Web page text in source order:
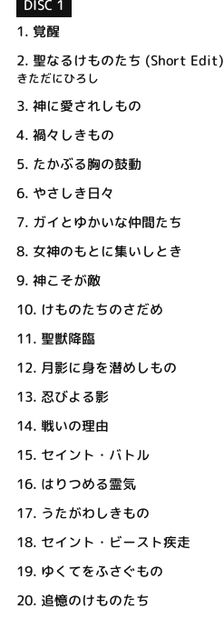
DISC 1
1. 覚醒
2. 聖なるけものたち (Short Edit)
きただにひろし
3. 神に愛されしもの
4. 禍々しきもの
5. たかぶる胸の鼓動
6. やさしき日々
7. ガイとゆかいな仲間たち
8. 女神のもとに集いしとき
9. 神こそが敵
10. けものたちのさだめ
11. 聖獣降臨
12. 月影に身を潜めしもの
13. 忍びよる影
14. 戦いの理由
15. セイント・バトル
16. はりつめる霊気
17. うたがわしきもの
18. セイント・ビースト疾走
19. ゆくてをふさぐもの
20. 追憶のけものたち